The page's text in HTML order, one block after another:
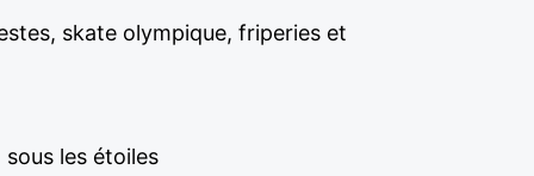
skate olympique, friperies et
les étoiles